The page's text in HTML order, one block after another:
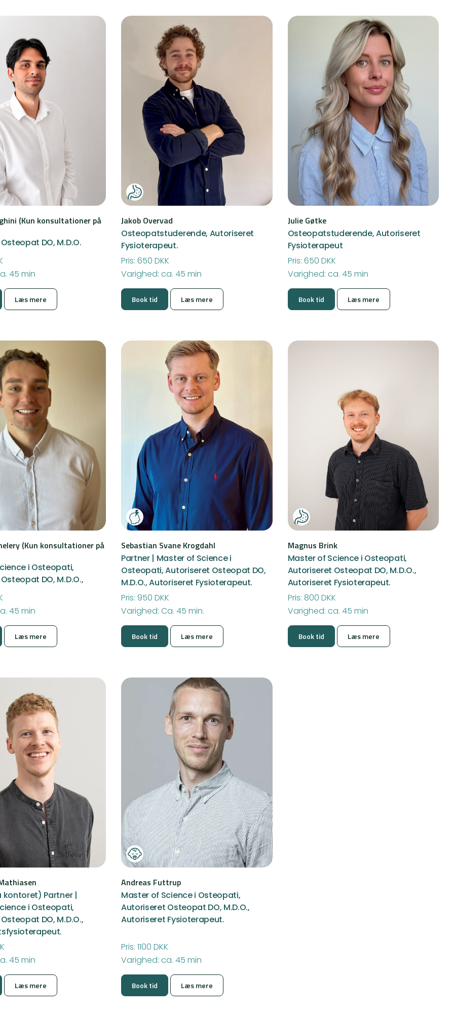
(Kun konsultationer på
DO, M.D.O.
45 min
Læs mere
Jakob Overvad
Osteopatstuderende, Autoriseret
Fysioterapeut.
Pris: 650 DKK
Varighed: ca. 45 min
Book tid Læs mere
Julie Gøtke
Osteopatstuderende, Autoriseret
Fysioterapeut
Pris: 650 DKK
Varighed: ca. 45 min
Book tid Læs mere
(Kun konsultationer på
i Osteopati,
DO, M.D.O.,
45 min
Læs mere
Sebastian Svane Krogdahl
Partner | Master of Science i
Osteopati, Autoriseret Osteopat DO,
M.D.O., Autoriseret Fysioterapeut.
Pris: 950 DKK
Varighed: Ca. 45 min.
Book tid Læs mere
Magnus Brink
Master of Science i Osteopati,
Autoriseret Osteopat DO, M.D.O.,
Autoriseret Fysioterapeut.
Pris: 800 DKK
Varighed: ca. 45 min
Book tid Læs mere
kontoret) Partner |
i Osteopati,
DO, M.D.O.,
45 min
Læs mere
Andreas Futtrup
Master of Science i Osteopati,
Autoriseret Osteopat DO, M.D.O.,
Autoriseret Fysioterapeut.
Pris: 1100 DKK
Varighed: ca. 45 min
Book tid Læs mere